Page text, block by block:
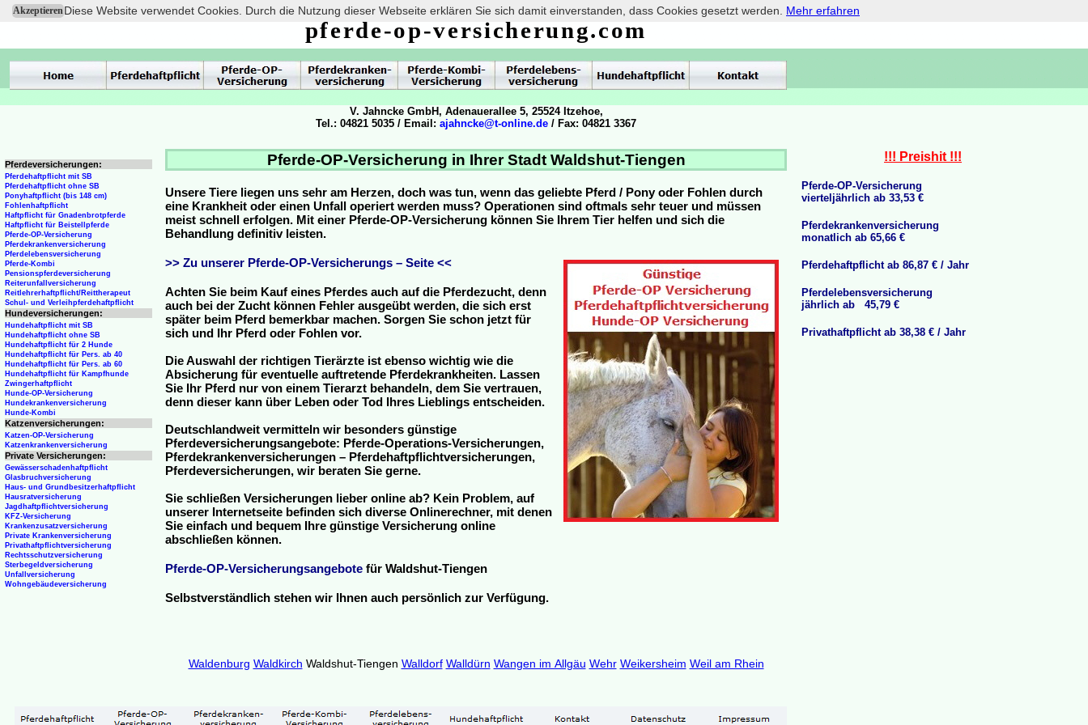
AkzeptierenDiese Website verwendet Cookies. Durch die Nutzung dieser Webseite erklären Sie sich damit einverstanden, dass Cookies gesetzt werden. Mehr erfahren
Pferde-OP-Versicherung in Ihrer Stadt Waldshut-Tiengen
Unsere Tiere liegen uns sehr am Herzen, doch was tun, wenn das geliebte Pferd / Pony oder Fohlen durch
eine Krankheit oder einen Unfall operiert werden muss? Operationen sind oftmals sehr teuer und müssen
meist schnell erfolgen. Mit einer Pferde-OP-Versicherung können Sie Ihrem Tier helfen und sich die
Behandlung definitiv leisten.
>> Zu unserer Pferde-OP-Versicherungs – Seite <<
Achten Sie beim Kauf eines Pferdes auch auf die Pferdezucht, denn
auch bei der Zucht können Fehler ausgeübt werden, die sich erst
später beim Pferd bemerkbar machen. Sorgen Sie schon jetzt für
sich und Ihr Pferd oder Fohlen vor.
Die Auswahl der richtigen Tierärzte ist ebenso wichtig wie die
Absicherung für eventuelle auftretende Pferdekrankheiten. Lassen
Sie Ihr Pferd nur von einem Tierarzt behandeln, dem Sie vertrauen,
denn dieser kann über Leben oder Tod Ihres Lieblings entscheiden.
Deutschlandweit vermitteln wir besonders günstige
Pferdeversicherungsangebote: Pferde-Operations-Versicherungen,
Pferdekrankenversicherungen – Pferdehaftpflichtversicherungen,
Pferdeversicherungen, wir beraten Sie gerne.
Sie schließen Versicherungen lieber online ab? Kein Problem, auf
unserer Internetseite befinden sich diverse Onlinerechner, mit denen
Sie einfach und bequem Ihre günstige Versicherung online
abschließen können.
Pferde-OP-Versicherungsangebote für Waldshut-Tiengen
Selbstverständlich stehen wir Ihnen auch persönlich zur Verfügung.
pferde-op-versicherung.com
!!! Preishit !!!
Pferde-OP-Versicherung
vierteljährlich ab 33,53 €
Pferdekrankenversicherung
monatlich ab 65,66 €
Pferdehaftpflicht ab 86,87 € / Jahr
Pferdelebensversicherung
jährlich ab 45,79 €
Privathaftpflicht ab 38,38 € / Jahr
Pferdeversicherungen:
Pferdehaftpflicht mit SB
Pferdehaftpflicht ohne SB
Ponyhaftpflicht (bis 148 cm)
Fohlenhaftpflicht
Haftpflicht für Gnadenbrotpferde
Haftpflicht für Beistellpferde
Pferde-OP-Versicherung
Pferdekrankenversicherung
Pferdelebensversicherung
Pferde-Kombi
Pensionspferdeversicherung
Reiterunfallversicherung
Reitlehrerhaftpflicht/Reittherapeut
Schul- und Verleihpferdehaftpflicht
Hundeversicherungen:
Hundehaftpflicht mit SB
Hundehaftpflicht ohne SB
Hundehaftpflicht für 2 Hunde
Hundehaftpflicht für Pers. ab 40
Hundehaftpflicht für Pers. ab 60
Hundehaftpflicht für Kampfhunde
Zwingerhaftpflicht
Hunde-OP-Versicherung
Hundekrankenversicherung
Hunde-Kombi
Katzenversicherungen:
Katzen-OP-Versicherung
Katzenkrankenversicherung
Private Versicherungen:
Gewässerschadenhaftpflicht
Glasbruchversicherung
Haus- und Grundbesitzerhaftpflicht
Hausratversicherung
Jagdhaftpflichtversicherung
KFZ-Versicherung
Krankenzusatzversicherung
Private Krankenversicherung
Privathaftpflichtversicherung
Rechtsschutzversicherung
Sterbegeldversicherung
Unfallversicherung
Wohngebäudeversicherung
V. Jahncke GmbH, Adenauerallee 5, 25524 Itzehoe,
Tel.: 04821 5035 / Email: ajahncke@t-online.de / Fax: 04821 3367
Waldenburg Waldkirch Waldshut-Tiengen Walldorf Walldürn Wangen im Allgäu Wehr Weikersheim Weil am Rhein